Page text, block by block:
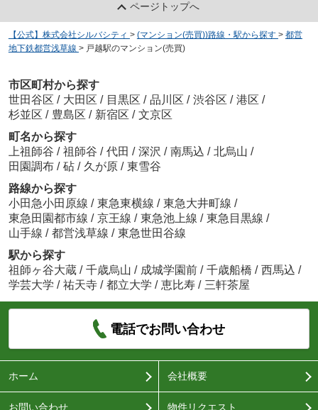
ページトップへ
【公式】株式会社シルバシティ > (マンション(売買))路線・駅から探す > 都営
地下鉄都営浅草線 > 戸越駅のマンション(売買)
市区町村から探す
世田谷区 / 大田区 / 目黒区 / 品川区 / 渋谷区 / 港区 /
杉並区 / 豊島区 / 新宿区 / 文京区
町名から探す
上祖師谷 / 祖師谷 / 代田 / 深沢 / 南馬込 / 北烏山 /
田園調布 / 砧 / 久が原 / 東雪谷
路線から探す
小田急小田原線 / 東急東横線 / 東急大井町線 /
東急田園都市線 / 京王線 / 東急池上線 / 東急目黒線 /
山手線 / 都営浅草線 / 東急世田谷線
駅から探す
祖師ヶ谷大蔵 / 千歳烏山 / 成城学園前 / 千歳船橋 / 西馬込 /
学芸大学 / 祐天寺 / 都立大学 / 恵比寿 / 三軒茶屋
電話でお問い合わせ
ホーム 会社概要
お問い合わせ 物件リクエスト